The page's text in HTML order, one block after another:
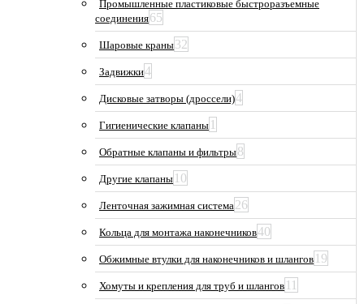
Промышленные пластиковые быстроразъемные
соединения65
Шаровые краны32
Задвижки4
Дисковые затворы (дроссели)4
Гигиенические клапаны 1
Обратные клапаны и фильтры8
Другие клапаны 10
Ленточная зажимная система26
Кольца для монтажа наконечников40
Обжимные втулки для наконечников и шлангов 19
Хомуты и крепления для труб и шлангов 11